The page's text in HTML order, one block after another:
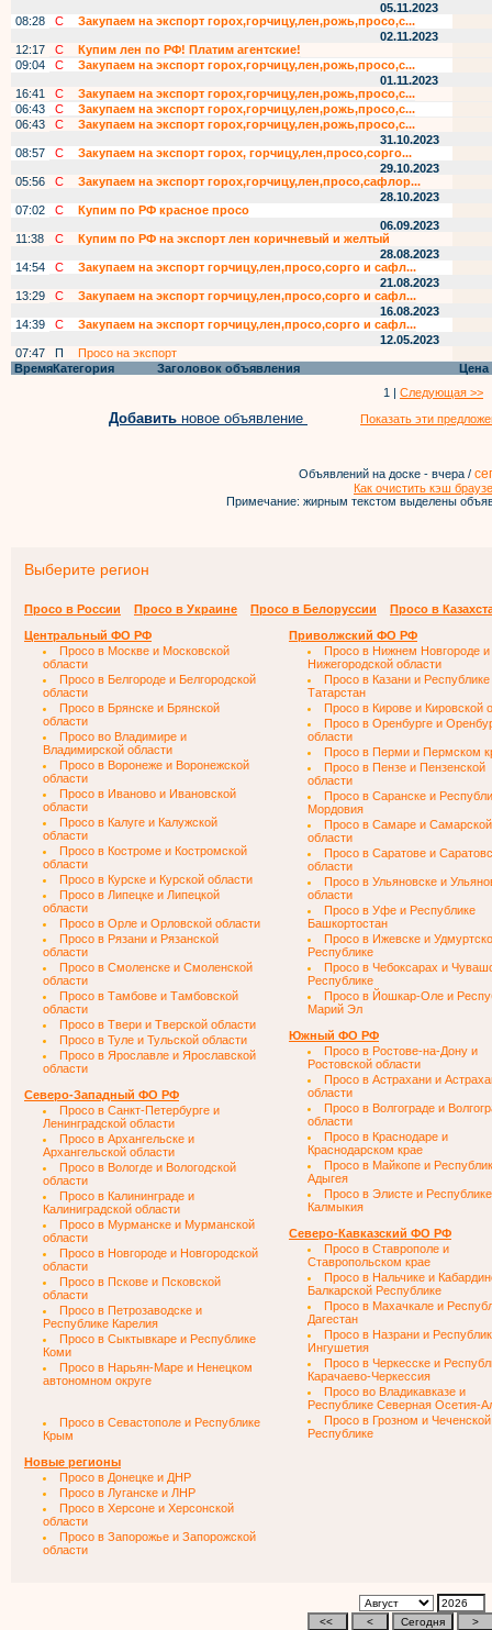
05.11.2023
08:28
С
Закупаем на экспорт горох,горчицу,лен,рожь,просо,с...
02.11.2023
12:17
С
Купим лен по РФ! Платим агентские!
09:04
С
Закупаем на экспорт горох,горчицу,лен,рожь,просо,с...
01.11.2023
16:41
С
Закупаем на экспорт горох,горчицу,лен,рожь,просо,с...
06:43
С
Закупаем на экспорт горох,горчицу,лен,рожь,просо,с...
06:43
С
Закупаем на экспорт горох,горчицу,лен,рожь,просо,с...
31.10.2023
08:57
С
Закупаем на экспорт горох, горчицу,лен,просо,сорго...
29.10.2023
05:56
С
Закупаем на экспорт горох,горчицу,лен,просо,сафлор...
28.10.2023
07:02
С
Купим по РФ красное просо
06.09.2023
11:38
С
Купим по РФ на экспорт лен коричневый и желтый
28.08.2023
14:54
С
Закупаем на экспорт горчицу,лен,просо,сорго и сафл...
21.08.2023
13:29
С
Закупаем на экспорт горчицу,лен,просо,сорго и сафл...
16.08.2023
14:39
С
Закупаем на экспорт горчицу,лен,просо,сорго и сафл...
12.05.2023
07:47
П
Просо на экспорт
ВремяКатегория Заголовок объявления
Цена
1 | Следующая >>
Добавить новое объявление Показать эти
Объявлений на доске - вчера /
Как очистить кэш
Примечание: жирным текстом выделены
Выберите регион
Просо в России Просо в Украине Просо в Белоруссии
Просо в
Центральный ФО РФ
Просо в Москве и Московской
области
Просо в Белгороде и Белгородской
области
Просо в Брянске и Брянской
области
Просо во Владимире и
Владимирской области
Просо в Воронеже и Воронежской
области
Просо в Иваново и Ивановской
области
Просо в Калуге и Калужской
области
Просо в Костроме и Костромской
области
Просо в Курске и Курской области
Просо в Липецке и Липецкой
области
Просо в Орле и Орловской области
Просо в Рязани и Рязанской
области
Просо в Смоленске и Смоленской
области
Просо в Тамбове и Тамбовской
области
Просо в Твери и Тверской области
Просо в Туле и Тульской области
Просо в Ярославле и Ярославской
области
Северо-Западный ФО РФ
Просо в Санкт-Петербурге и
Ленинградской области
Просо в Архангельске и
Архангельской области
Просо в Вологде и Вологодской
области
Просо в Калининграде и
Калиниградской области
Просо в Мурманске и Мурманской
области
Просо в Новгороде и Новгородской
области
Просо в Пскове и Псковской
области
Просо в Петрозаводске и
Республике Карелия
Просо в Сыктывкаре и Республике
Коми
Просо в Нарьян-Маре и Ненецком
автономном округе
Просо в Севастополе и Республике
Крым
Новые регионы
Просо в Донецке и ДНР
Просо в Луганске и ЛНР
Просо в Херсоне и Херсонской
области
Просо в Запорожье и Запорожской
области
Приволжский ФО РФ
Просо в Нижнем Новгороде и
Нижегородской области
Просо в Казани и Республике
Татарстан
Просо в Кирове и Кировской
Просо в Оренбурге и
области
Просо в Перми и Пермском
Просо в Пензе и Пензенской
области
Просо в Саранске и
Мордовия
Просо в Самаре и Самарской
области
Просо в Саратове и
области
Просо в Ульяновске и
области
Просо в Уфе и Республике
Башкортостан
Просо в Ижевске и
Республике
Просо в Чебоксарах и
Республике
Просо в Йошкар-Оле и
Марий Эл
Южный ФО РФ
Просо в Ростове-на-Дону и
Ростовской области
Просо в Астрахани и
области
Просо в Волгограде и
области
Просо в Краснодаре и
Краснодарском крае
Просо в Майкопе и
Адыгея
Просо в Элисте и Республике
Калмыкия
Северо-Кавказский ФО РФ
Просо в Ставрополе и
Ставропольском крае
Просо в Нальчике и
Балкарской Республике
Просо в Махачкале и
Дагестан
Просо в Назрани и
Ингушетия
Просо в Черкесске и
Карачаево-Черкессия
Просо во Владикавказе и
Республике Северная Осетия-
Просо в Грозном и Чеченской
Республике